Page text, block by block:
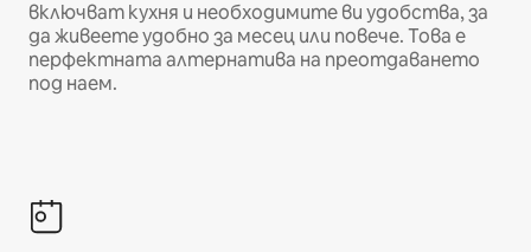
включват кухня и необходимите ви удобства, за
да живеете удобно за месец или повече. Това е
перфектната алтернатива на преотдаването
под наем.